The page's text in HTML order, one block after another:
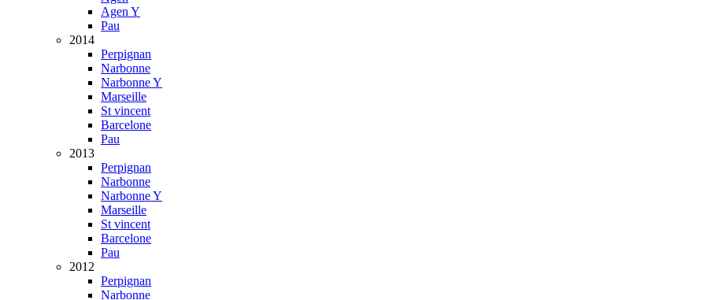
Agen Y
Pau
2014
Perpignan
Narbonne
Narbonne Y
Marseille
St vincent
Barcelone
Pau
2013
Perpignan
Narbonne
Narbonne Y
Marseille
St vincent
Barcelone
Pau
2012
Perpignan
Narbonne